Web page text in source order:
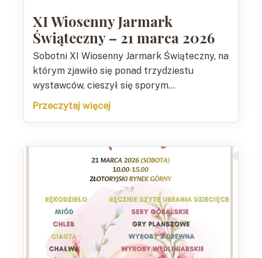
XI Wiosenny Jarmark
Świąteczny – 21 marca 2026
Sobotni XI Wiosenny Jarmark Świąteczny, na
którym zjawiło się ponad trzydziestu
wystawców, cieszył się sporym...
Przeczytaj więcej